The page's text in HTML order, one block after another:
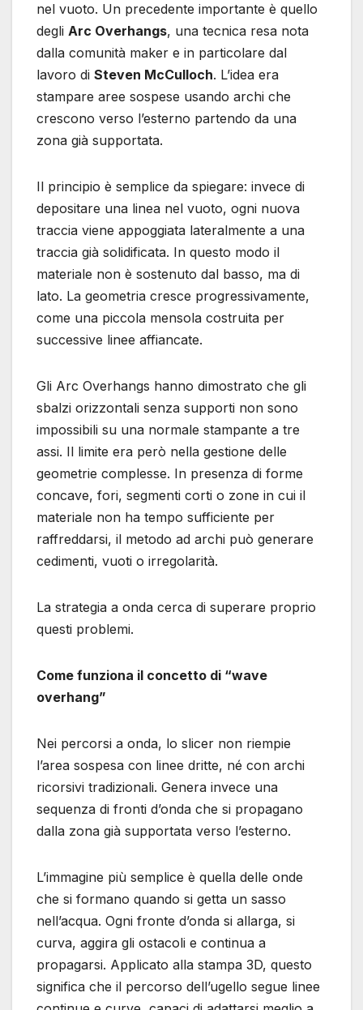
nel vuoto. Un precedente importante è quello
degli Arc Overhangs, una tecnica resa nota
dalla comunità maker e in particolare dal
lavoro di Steven McCulloch. L’idea era
stampare aree sospese usando archi che
crescono verso l’esterno partendo da una
zona già supportata.
Il principio è semplice da spiegare: invece di
depositare una linea nel vuoto, ogni nuova
traccia viene appoggiata lateralmente a una
traccia già solidificata. In questo modo il
materiale non è sostenuto dal basso, ma di
lato. La geometria cresce progressivamente,
come una piccola mensola costruita per
successive linee affiancate.
Gli Arc Overhangs hanno dimostrato che gli
sbalzi orizzontali senza supporti non sono
impossibili su una normale stampante a tre
assi. Il limite era però nella gestione delle
geometrie complesse. In presenza di forme
concave, fori, segmenti corti o zone in cui il
materiale non ha tempo sufficiente per
raffreddarsi, il metodo ad archi può generare
cedimenti, vuoti o irregolarità.
La strategia a onda cerca di superare proprio
questi problemi.
Come funziona il concetto di “wave
overhang”
Nei percorsi a onda, lo slicer non riempie
l’area sospesa con linee dritte, né con archi
ricorsivi tradizionali. Genera invece una
sequenza di fronti d’onda che si propagano
dalla zona già supportata verso l’esterno.
L’immagine più semplice è quella delle onde
che si formano quando si getta un sasso
nell’acqua. Ogni fronte d’onda si allarga, si
curva, aggira gli ostacoli e continua a
propagarsi. Applicato alla stampa 3D, questo
significa che il percorso dell’ugello segue linee